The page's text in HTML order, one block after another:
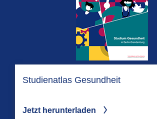
Studienatlas Gesundheit
Jetzt herunterladen